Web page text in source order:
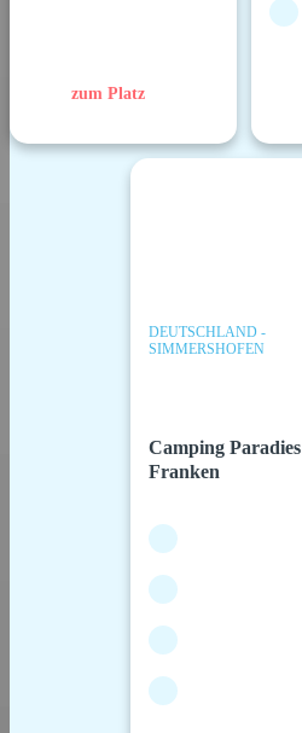
zum Platz
DEUTSCHLAND -
SIMMERSHOFEN
Camping Paradies
Franken